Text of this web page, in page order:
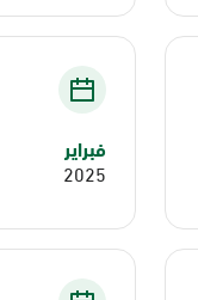
فبراير
2025